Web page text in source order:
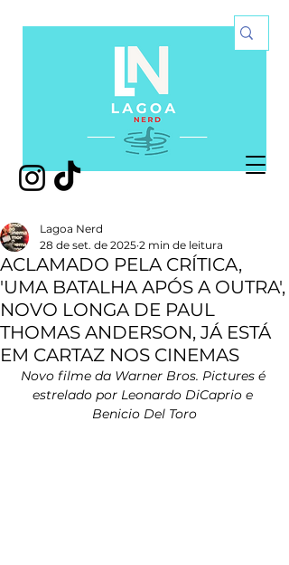
ACLAMADO PELA CRÍTICA,
'UMA BATALHA APÓS A OUTRA',
NOVO LONGA DE PAUL
THOMAS ANDERSON, JÁ ESTÁ
EM CARTAZ NOS CINEMAS
Lagoa Nerd
28 de set. de 2025 2 min de leitura
Novo filme da Warner Bros. Pictures é
estrelado por Leonardo DiCaprio e
Benicio Del Toro